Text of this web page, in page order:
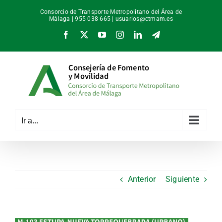
Consorcio de Transporte Metropolitano del Área de
Málaga | 955 038 665 | usuarios@ctmam.es
Facebook
X YouTubeInstagramLinkedInTelegram
Ir a...
Anterior Siguiente